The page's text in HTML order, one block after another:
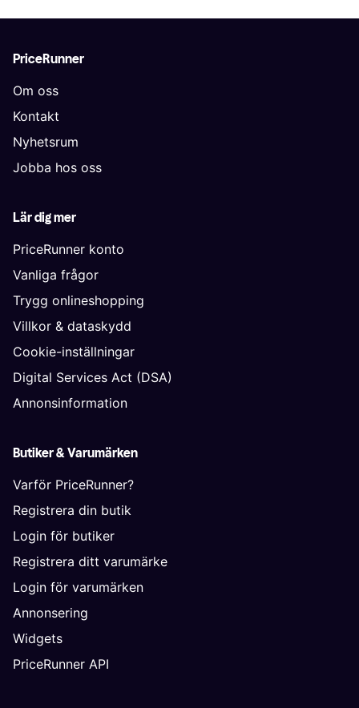
PriceRunner
Om oss
Kontakt
Nyhetsrum
Jobba hos oss
Lär dig mer
PriceRunner konto
Vanliga frågor
Trygg onlineshopping
Villkor & dataskydd
Cookie-inställningar
Digital Services Act (DSA)
Annonsinformation
Butiker & Varumärken
Varför PriceRunner?
Registrera din butik
Login för butiker
Registrera ditt varumärke
Login för varumärken
Annonsering
Widgets
PriceRunner API